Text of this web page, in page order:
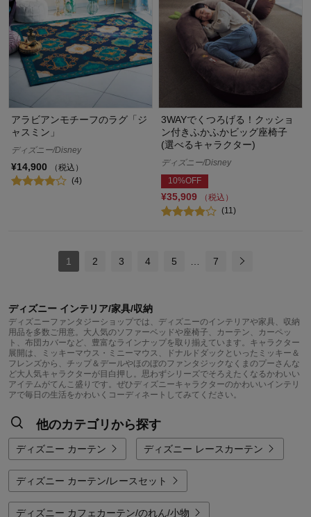
アラビアンモチーフのラグ「ジ
ャスミン」
ディズニー/Disney
¥14,900
（税込）
(4)
3WAYでくつろげる！クッショ
ン付きふかふかビッグ座椅子
(選べるキャラクター)
ディズニー/Disney
10%OFF
¥35,909
（税込）
(11)
1 2 3 4 5 7
ディズニー インテリア/家具/収納
ディズニーファンタジーショップでは、ディズニーのインテリアや家具、収納
用品を多数ご用意。大人気のソファーベッドや座椅子、カーテン、カーペッ
ト、布団カバーなど、豊富なラインナップを取り揃えています。キャラクター
展開は、ミッキーマウス・ミニーマウス、ドナルドダックといったミッキー＆
フレンズから、チップ＆デールやほのぼのファンタジックなくまのプーさんな
ど大人気キャラクターが目白押し。思わずシリーズでそろえたくなるかわいい
アイテムがてんこ盛りです。ぜひディズニーキャラクターのかわいいインテリ
アで毎日の生活をかわいくコーディネートしてみてください。
他のカテゴリから探す
ディズニー カーテン ディズニー レースカーテン
ディズニー カーテン/レースセット
ディズニー カフェカーテン/のれん/小物